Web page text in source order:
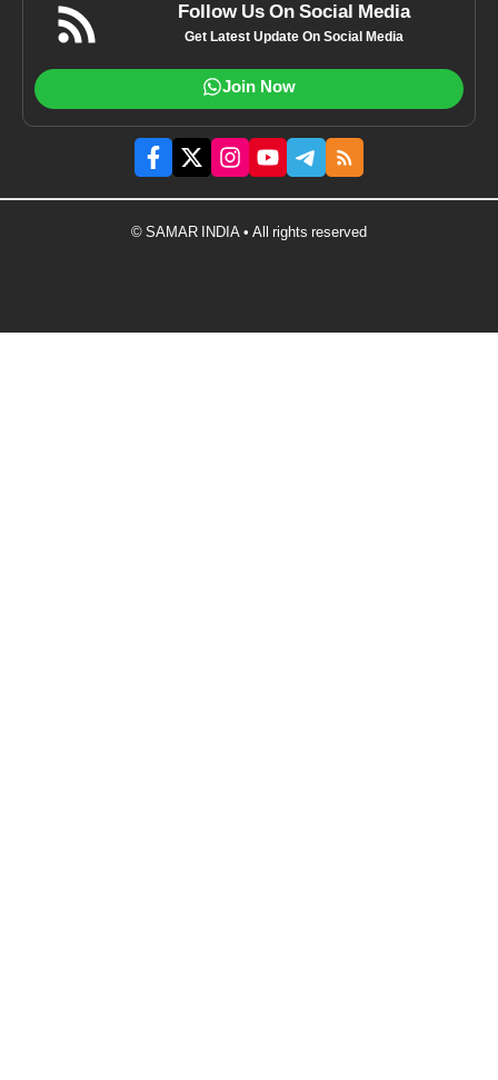
Follow Us On Social Media
Get Latest Update On Social Media
Join Now
© SAMAR INDIA • All rights reserved